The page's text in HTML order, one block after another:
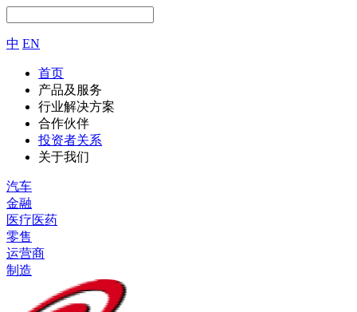
中 EN
首页
产品及服务
行业解决方案
合作伙伴
投资者关系
关于我们
汽车
金融
医疗医药
零售
运营商
制造